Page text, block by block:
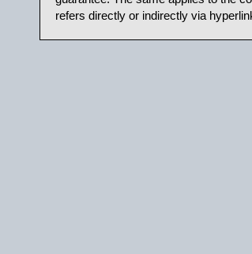
refers directly or indirectly via